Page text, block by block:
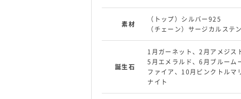
素材
（トップ）シルバー925
（チェーン）サージカルステ
誕生石
1月ガーネット、2月アメジス
5月エメラルド、6月ブルーム
ファイア、10月ピンクトルマ
ナイト